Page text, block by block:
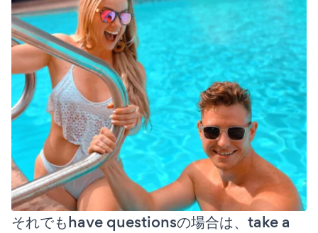
それでもhave questionsの場合は、take a